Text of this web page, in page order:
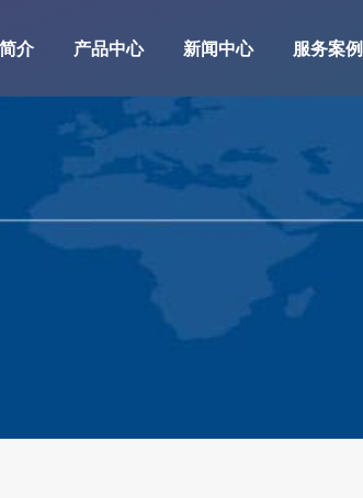
介 产品中心 新闻中心 服务案例